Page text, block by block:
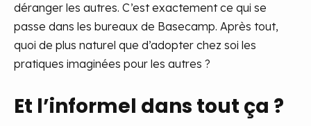
déranger les autres. C’est exactement ce qui se
passe dans les bureaux de Basecamp. Après tout,
quoi de plus naturel que d’adopter chez soi les
pratiques imaginées pour les autres ?
Et l’informel dans tout ça ?